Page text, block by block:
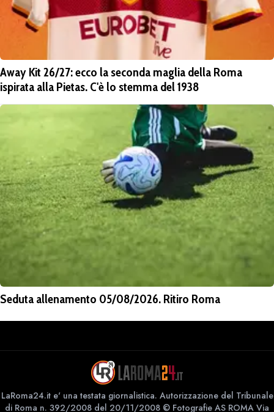
Away Kit 26/27: ecco la seconda maglia della Roma
ispirata alla Pietas. C'è lo stemma del 1938
Seduta allenamento 05/08/2026. Ritiro Roma
LaRoma24.it e' una testata giornalistica. Autorizzazione del Tribunale
di Roma n. 392/2008 del 20/11/2008 © Fotografie AS ROMA Via